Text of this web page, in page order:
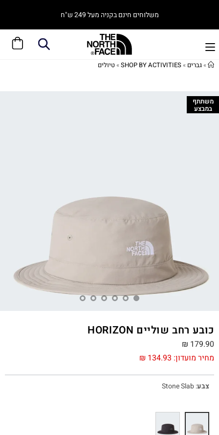
משלוחים חינם בקניה מעל 249 ש"ח
»גברים »
SHOP BY ACTIVITIES
»טיולים
משתתף
במבצע
כובע רחב שוליים HORIZON
מחיר מועדון: ₪ 134.93
₪ 179.90
צבע:
Stone Slab